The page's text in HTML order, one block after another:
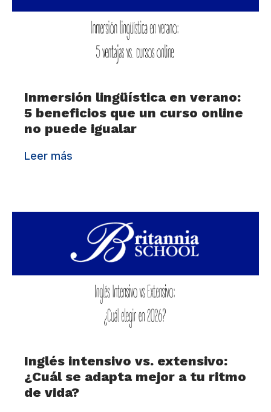
Inmersión lingüística en verano:
5 beneficios que un curso online
no puede igualar
Leer más
Inglés intensivo vs. extensivo:
¿Cuál se adapta mejor a tu ritmo
de vida?